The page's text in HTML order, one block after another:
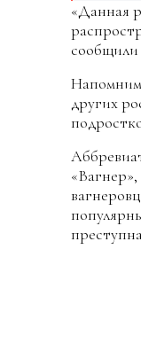
«Данная
сообщили
других